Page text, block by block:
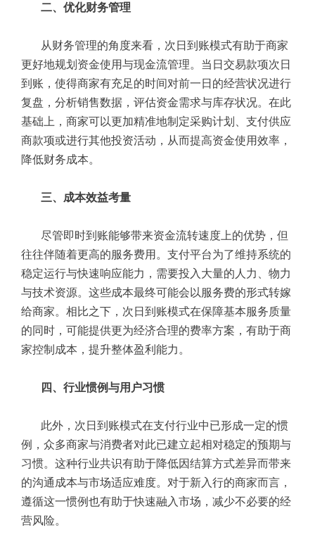
二、优化财务管理
从财务管理的角度来看，次日到账模式有助于商家
更好地规划资金使用与现金流管理。当日交易款项次日
到账，使得商家有充足的时间对前一日的经营状况进行
复盘，分析销售数据，评估资金需求与库存状况。在此
基础上，商家可以更加精准地制定采购计划、支付供应
商款项或进行其他投资活动，从而提高资金使用效率，
降低财务成本。
三、成本效益考量
尽管即时到账能够带来资金流转速度上的优势，但
往往伴随着更高的服务费用。支付平台为了维持系统的
稳定运行与快速响应能力，需要投入大量的人力、物力
与技术资源。这些成本最终可能会以服务费的形式转嫁
给商家。相比之下，次日到账模式在保障基本服务质量
的同时，可能提供更为经济合理的费率方案，有助于商
家控制成本，提升整体盈利能力。
四、行业惯例与用户习惯
此外，次日到账模式在支付行业中已形成一定的惯
例，众多商家与消费者对此已建立起相对稳定的预期与
习惯。这种行业共识有助于降低因结算方式差异而带来
的沟通成本与市场适应难度。对于新入行的商家而言，
遵循这一惯例也有助于快速融入市场，减少不必要的经
营风险。